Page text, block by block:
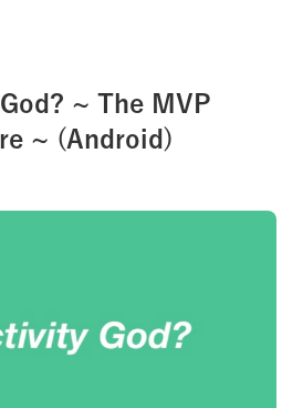
~ The MVP
~ (Android)